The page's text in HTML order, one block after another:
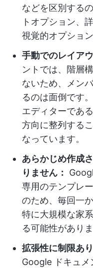
などを区別する
トオプション、
視覚的オプショ
手動でのレイア
ントでは、階層
ないため、メン
るのは面倒です
エディターであ
方向に整列する
なっています。
あらかじめ作成
りません：
専用のテンプレ
のため、毎回一
特に大規模な家
る可能性がありま
拡張性に制限あり
Google ドキュメ